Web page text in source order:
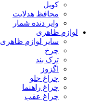
کویل
محافظ هدلایت
وایر دنده شمار
لوازم ظاهری
سایر لوازم ظاهری
چرخ
ترک بند
اگزوز
چراغ جلو
چراغ راهنما
چراغ عقب